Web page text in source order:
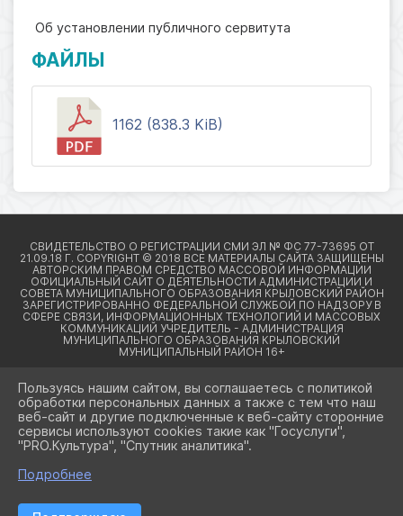
Об установлении публичного сервитута
ФАЙЛЫ
1162 (838.3 KiB)
2026 Г. КРЫЛОВСКИЙРАЙОН23.РФ
ВХОД
КАРТА САЙТА
ПОЛИТИКА ОБРАБОТКИ ПЕРСОНАЛЬНЫХ ДАННЫХ
СДЕЛАНО НА KUBCMS
Пользуясь нашим сайтом, вы соглашаетесь с политикой
обработки персональных данных а также с тем что наш
веб-сайт и другие подключенные к веб-сайту сторонние
сервисы используют cookies такие как "Госуслуги",
"PRO.Культура", "Спутник аналитика".
Подробнее